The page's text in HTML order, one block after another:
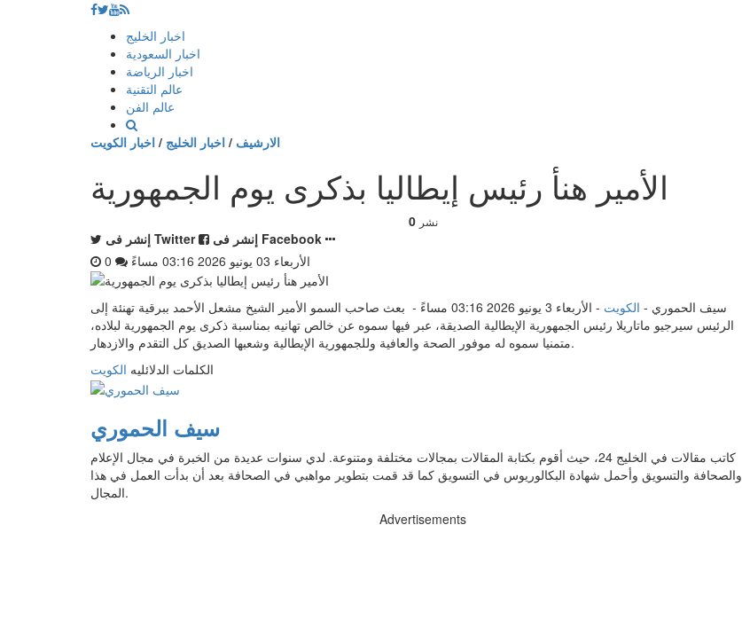
إذهب
المحتوى
اخبار الخليج
اخبار السعودية
اخبار الرياضة
عالم التقنية
عالم الفن
الارشيف / اخبار الخليج / اخبار الكويت
الأمير هنأ رئيس إيطاليا بذكرى يوم الجمهورية
0 نشر
إنشر فى Twitter
إنشر فى Facebook
الأربعاء 03 يونيو 2026 03:16 مساءً
سيف الحموري - الكويت
- الأربعاء 3 يونيو 2026 03:16 مساءً - بعث صاحب السمو الأمير الشيخ مشعل الأحمد ببرقية تهنئة إلى
الرئيس سيرجيو ماتاريلا رئيس الجمهورية الإيطالية الصديقة، عبر فيها سموه عن خالص تهانيه بمناسبة ذكرى يوم الجمهورية لبلاده،
متمنيا سموه له موفور الصحة والعافية وللجمهورية الإيطالية وشعبها الصديق كل التقدم والازدهار.
الكلمات الدلائليه الكويت
سيف الحموري
كاتب مقالات في الخليج 24، حيث أقوم بكتابة المقالات بمجالات مختلفة ومتنوعة. لدي سنوات عديدة من الخبرة في مجال الإعلام
والصحافة والتسويق وأحمل شهادة البكالوريوس في التسويق كما قد قمت بتطوير مواهبي في الصحافة بعد أن بدأت العمل في هذا
المجال.
Advertisements